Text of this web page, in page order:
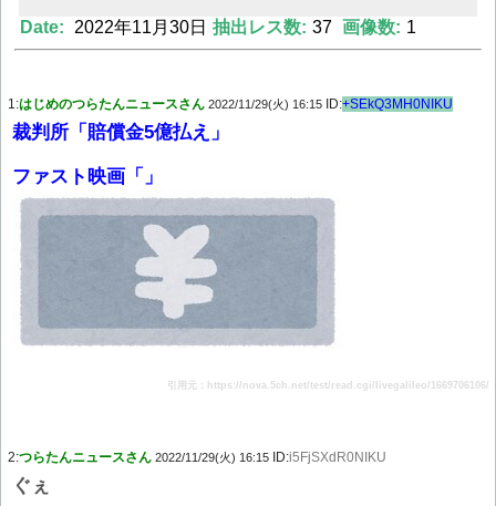
Powered by livedoor 相互RSS
Date: 2022年11月30日 抽出レス数: 37 画像数: 1
1:はじめのつらたんニュースさん 2022/11/29(火) 16:15 ID:+SEkQ3MH0NIKU
裁判所「賠償金5億払え」
ファスト映画「」
引用元：https://nova.5ch.net/test/read.cgi/livegalileo/1669706106/
2:つらたんニュースさん 2022/11/29(火) 16:15 ID:i5FjSXdR0NIKU
ぐぇ